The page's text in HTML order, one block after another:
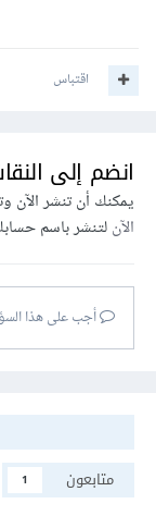
اقتباس
انضم إلى
يمكنك أن تنشر الآن
الآنلتنشر باسم
أجب على هذا
متابعون
1